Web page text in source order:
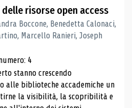
risorse open access
Boccone, Benedetta Calonaci,
Marcello Ranieri, Joseph
4
stanno crescendo
alle biblioteche accademiche un
la visibilità, la scopribilità e